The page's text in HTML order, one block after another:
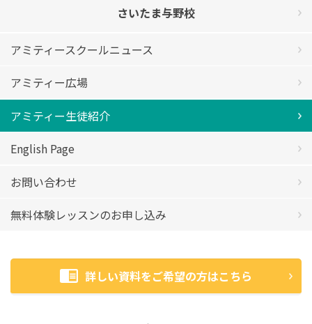
さいたま与野校
アミティースクールニュース
アミティー広場
アミティー生徒紹介
English Page
お問い合わせ
無料体験レッスンのお申し込み
詳しい資料をご希望の方はこちら